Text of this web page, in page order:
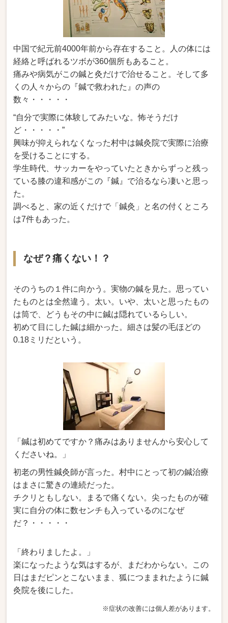
中国で紀元前4000年前から存在すること。人の体には
経絡と呼ばれるツボが360個所もあること。
痛みや病気がこの鍼と灸だけで治せること。そして多
くの人々からの『鍼で救われた』の声の
数々・・・・・
“自分で実際に体験してみたいな。怖そうだけ
ど・・・・・”
興味が抑えられなくなった村中は鍼灸院で実際に治療
を受けることにする。
学生時代、サッカーをやっていたときからずっと残っ
ている膝の違和感がこの『鍼』で治るなら凄いと思っ
た。
調べると、家の近くだけで「鍼灸」と名の付くところ
は7件もあった。
なぜ？痛くない！？
そのうちの１件に向かう。実物の鍼を見た。思ってい
たものとは全然違う。太い。いや、太いと思ったもの
は筒で、どうもその中に鍼は隠れているらしい。
初めて目にした鍼は細かった。細さは髪の毛ほどの
0.18ミリだという。
「鍼は初めてですか？痛みはありませんから安心して
くださいね。」
初老の男性鍼灸師が言った。村中にとって初の鍼治療
はまさに驚きの連続だった。
チクリともしない。まるで痛くない。尖ったものが確
実に自分の体に数センチも入っているのになぜ
だ？・・・・・
「終わりましたよ。」
楽になったような気はするが、まだわからない。この
日はまだピンとこないまま、狐につままれたように鍼
灸院を後にした。
※症状の改善には個人差があります。